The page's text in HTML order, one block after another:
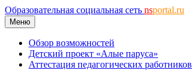
Образовательная социальная сеть nsportal.ru
Меню
Обзор возможностей
Детский проект «Алые паруса»
Аттестация педагогических работников